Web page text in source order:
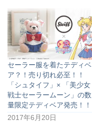
セーラー服を着たテディベ
ア？！売り切れ必至！！
「シュタイフ」× 「美少女
戦士セーラームーン」の数
量限定テディベア発売！！
2017年6月20日